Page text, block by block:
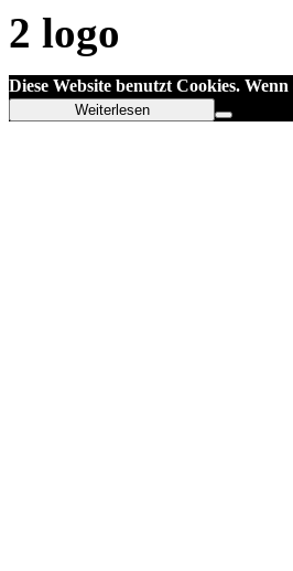
Diese Website benutzt Cookies.
Weiterlesen